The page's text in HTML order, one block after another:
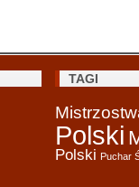
TAGI
Polski
Polski Puchar